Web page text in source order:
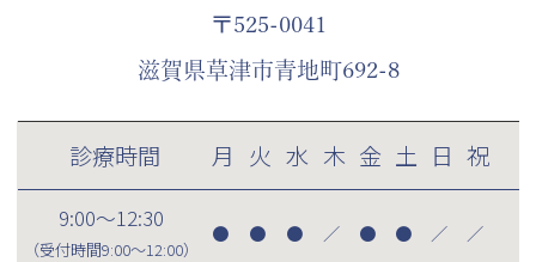
〒525-0041
滋賀県草津市青地町692-8
診療時間 月 火 水 木 金 土 日 祝
9:00～12:30
（受付時間9:00～12:00）
● ● ● ／ ● ● ／ ／